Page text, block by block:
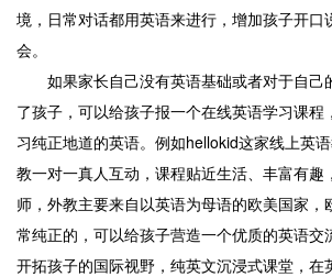
境，日常对话都用英语来进行，增加孩子开口
会。
如果家长自己没有英语基础或者对于自己
了孩子，可以给孩子报一个在线英语学习课程
习纯正地道的英语。例如hellokid这家线上英
教一对一真人互动，课程贴近生活、丰富有趣
师，外教主要来自以英语为母语的欧美国家，
常纯正的，可以给孩子营造一个优质的英语交
开拓孩子的国际视野，纯英文沉浸式课堂，在